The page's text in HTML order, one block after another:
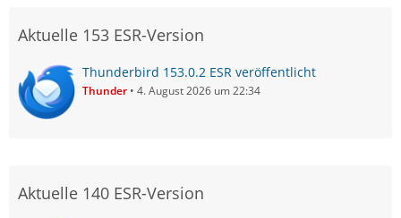
Aktuelle 153 ESR-Version
Thunderbird 153.0.2 ESR veröffentlicht
Thunder 4. August 2026 um 22:34
Aktuelle 140 ESR-Version